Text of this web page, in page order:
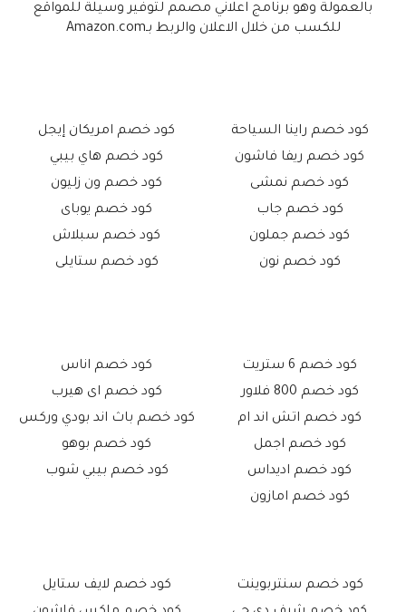
بالعمولة وهو برنامج اعلاني مصمم لتوفير وسيلة للمواقع
للكسب من خلال الاعلان والربط بـAmazon.com
كود خصم راينا السياحة
كود خصم ريفا فاشون
كود خصم نمشى
كود خصم جاب
كود خصم جملون
كود خصم نون
كود خصم امريكان إيجل
كود خصم هاي بيبي
كود خصم ون زليون
كود خصم يوباى
كود خصم سبلاش
كود خصم ستايلى
كود خصم 6 ستريت
كود خصم 800 فلاور
كود خصم اتش اند ام
كود خصم اجمل
كود خصم اديداس
كود خصم امازون
كود خصم اناس
كود خصم اى هيرب
كود خصم باث اند بودي وركس
كود خصم بوهو
كود خصم بيبي شوب
كود خصم سنتربوينت
كود خصم لايف ستايل